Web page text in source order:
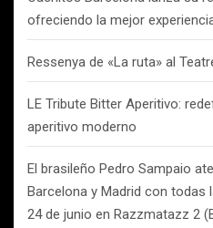
ofreciendo la mejor
Ressenya de «La ruta» al
LE Tribute Bitter Aperitivo:
aperitivo moderno
El brasileño Pedro Sampaio
Barcelona y Madrid con todas
24 de junio en Razzmatazz 2